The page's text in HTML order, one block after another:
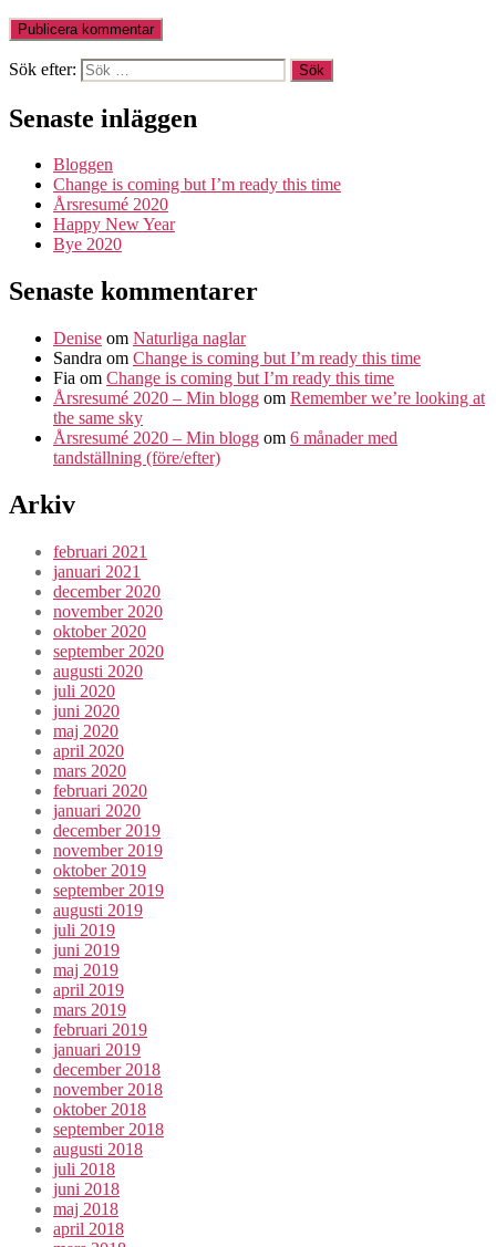
Sök efter:
Senaste inläggen
Bloggen
Change is coming but I’m ready this time
Årsresumé 2020
Happy New Year
Bye 2020
Senaste kommentarer
Denise om Naturliga naglar
Sandra om Change is coming but I’m ready this time
Fia om Change is coming but I’m ready this time
Årsresumé 2020 – Min blogg om Remember we’re looking at
the same sky
Årsresumé 2020 – Min blogg om 6 månader med
tandställning (före/efter)
Arkiv
februari 2021
januari 2021
december 2020
november 2020
oktober 2020
september 2020
augusti 2020
juli 2020
juni 2020
maj 2020
april 2020
mars 2020
februari 2020
januari 2020
december 2019
november 2019
oktober 2019
september 2019
augusti 2019
juli 2019
juni 2019
maj 2019
april 2019
mars 2019
februari 2019
januari 2019
december 2018
november 2018
oktober 2018
september 2018
augusti 2018
juli 2018
juni 2018
maj 2018
april 2018